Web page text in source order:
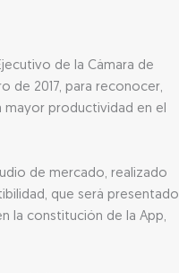
de la Cámara de
de 2017, para reconocer,
productividad en el
de mercado, realizado
que será presentado
la constitución de la App,